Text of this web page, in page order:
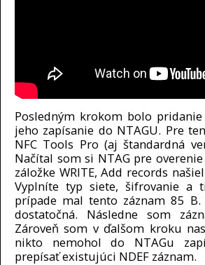
Posledným krokom bolo
jeho zapísanie do NTAGU. Pre
NFC Tools Pro (aj štandardná
Načítal som si NTAG pre
záložke WRITE, Add records
Vyplníte typ siete, šifrovanie a
prípade mal tento záznam 85
dostatočná. Následne som
Zároveň som v ďalšom kroku
nikto nemohol do NTAGu
prepísať existujúci NDEF záznam.